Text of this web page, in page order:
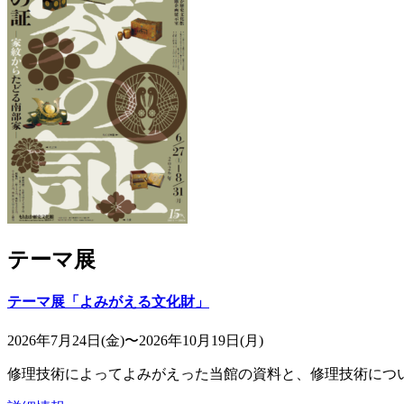
テーマ展
テーマ展「よみがえる文化財」
2026年7月24日(金)〜2026年10月19日(月)
修理技術によってよみがえった当館の資料と、修理技術につ